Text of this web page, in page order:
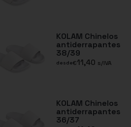
KOLAM Chinelos
antiderrapantes
38/39
desde€11,40 s/IVA
KOLAM Chinelos
antiderrapantes
36/37